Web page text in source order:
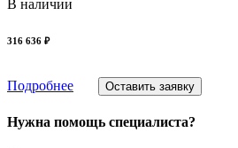
В наличии
316 636 ₽
Подробнее Оставить заявку
Нужна помощь специалиста?